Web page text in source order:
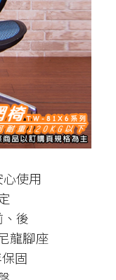
使用
後
龍腳座
固